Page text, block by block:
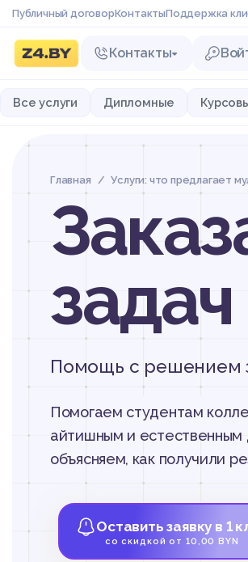
Публичный договорКонтактыПоддержка
Контакты
Все услуги Дипломные
Главная Услуги: что предлагает
Помощь с решением
Помогаем студентам
айтишным и
объясняем, как получили
Оставить заявку в 1
со скидкой от 10,00 BYN